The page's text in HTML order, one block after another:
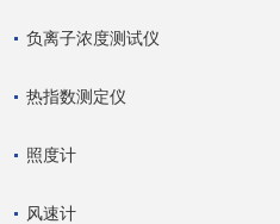
负离子浓度测试仪
热指数测定仪
照度计
风速计